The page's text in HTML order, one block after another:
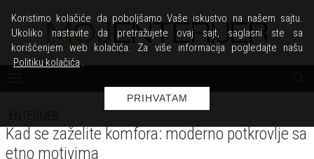
Kad se zaželite komfora: moderno potkrovlje sa
etno motivima
Koristimo kolačiće da poboljšamo Vaše iskustvo na našem sajtu.
Ukoliko nastavite da pretražujete ovaj sajt, saglasni ste sa
korišćenjem web kolačića. Za više informacija pogledajte našu
Politiku kolačića .
PRIHVATAM